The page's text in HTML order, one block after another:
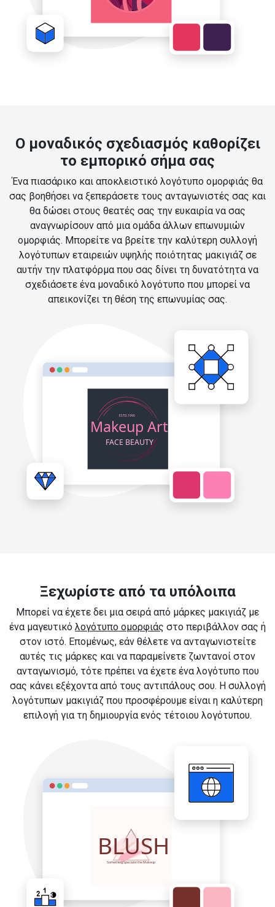
Ο μοναδικός σχεδιασμός καθορίζει
το εμπορικό σήμα σας
Ένα πιασάρικο και αποκλειστικό λογότυπο ομορφιάς θα
σας βοηθήσει να ξεπεράσετε τους ανταγωνιστές σας και
θα δώσει στους θεατές σας την ευκαιρία να σας
αναγνωρίσουν από μια ομάδα άλλων επωνυμιών
ομορφιάς. Μπορείτε να βρείτε την καλύτερη συλλογή
λογότυπων εταιρειών υψηλής ποιότητας μακιγιάζ σε
αυτήν την πλατφόρμα που σας δίνει τη δυνατότητα να
σχεδιάσετε ένα μοναδικό λογότυπο που μπορεί να
απεικονίζει τη θέση της επωνυμίας σας.
Ξεχωρίστε από τα υπόλοιπα
Μπορεί να έχετε δει μια σειρά από μάρκες μακιγιάζ με
ένα μαγευτικό λογότυπο ομορφιάς στο περιβάλλον σας ή
στον ιστό. Επομένως, εάν θέλετε να ανταγωνιστείτε
αυτές τις μάρκες και να παραμείνετε ζωντανοί στον
ανταγωνισμό, τότε πρέπει να έχετε ένα λογότυπο που
σας κάνει εξέχοντα από τους αντιπάλους σου. Η συλλογή
λογότυπων μακιγιάζ που προσφέρουμε είναι η καλύτερη
επιλογή για τη δημιουργία ενός τέτοιου λογότυπου.